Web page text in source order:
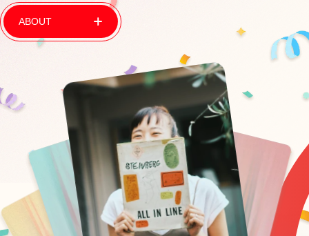
ABOUT